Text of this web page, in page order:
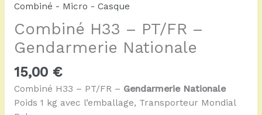
Combiné - Micro - Casque
Combiné H33 – PT/FR –
Gendarmerie Nationale
15,00 €
Combiné H33 – PT/FR – Gendarmerie Nationale
Poids 1 kg avec l’emballage, Transporteur Mondial